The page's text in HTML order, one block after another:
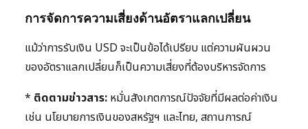
การจัดการความเสี่ยงด้านอัตราแลกเปลี่ยน
แม้ว่าการรับเงิน USD จะเป็นข้อได้เปรียบ แต่ความผันผวน
ของอัตราแลกเปลี่ยนก็เป็นความเสี่ยงที่ต้องบริหารจัดการ
* ติดตามข่าวสาร: หมั่นสังเกตการณ์ปัจจัยที่มีผลต่อค่าเงิน
เช่น นโยบายการเงินของสหรัฐฯ และไทย, สถานการณ์